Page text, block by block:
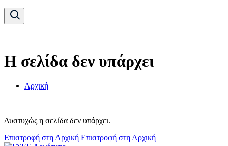
Η σελίδα δεν υπάρχει
Αρχική
Δυστυχώς η σελίδα δεν υπάρχει.
Επιστροφή στη Αρχική Επιστροφή στη Αρχική